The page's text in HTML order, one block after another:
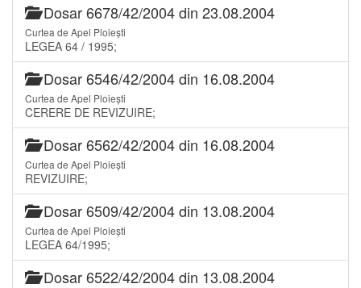
Dosar 6678/42/2004 din 23.08.2004
Curtea de Apel Ploiești
LEGEA 64 / 1995;
Dosar 6546/42/2004 din 16.08.2004
Curtea de Apel Ploiești
CERERE DE REVIZUIRE;
Dosar 6562/42/2004 din 16.08.2004
Curtea de Apel Ploiești
REVIZUIRE;
Dosar 6509/42/2004 din 13.08.2004
Curtea de Apel Ploiești
LEGEA 64/1995;
Dosar 6522/42/2004 din 13.08.2004